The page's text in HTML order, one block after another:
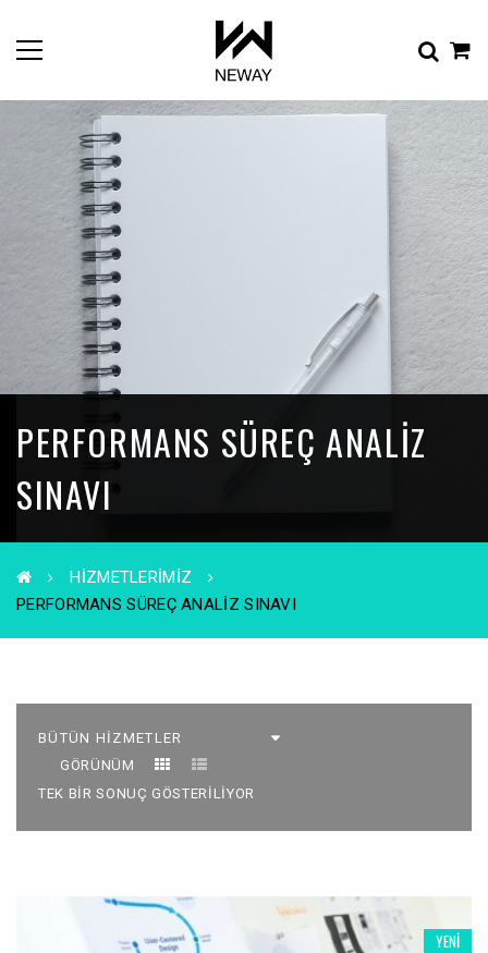
PERFORMANS SÜREÇ ANALIZ
SINAVI
HIZMETLERIMIZ
PERFORMANS SÜREÇ ANALIZ SINAVI
GÖRÜNÜM
TEK BIR SONUÇ GÖSTERILIYOR
YENI